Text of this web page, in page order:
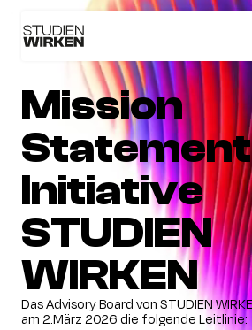
Mission
Initiative
STUDIEN
WIRKEN
Das Advisory Board von STUDIEN
am 2.März 2026 die folgende Leitlinie: